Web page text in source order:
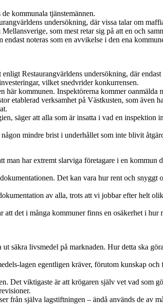
kommunala tjänstemännen.
undersökning, där vissa talar om
som mest retar sig på att en och
noteras som en avvikelse i den ena
Restaurangvärldens undersökning, där
vilket snedvrider konkurrensen.
kommunen. Inspektörerna kommer
etablerad verksamhet på Västkusten, som även
säger att alla som är insatta i vad en inspektion
mindre brist i underhållet som inte blivit
har extremt slarviga företagare i en kommun
Det kan vara hur rent och
av alla, trots att vi jobbar efter helt
det i många kommuner finns en osäkerhet i hur
säkra livsmedel på marknaden. Hur detta ska
lagen egentligen kräver, förutom kunskap
Det viktigaste är att krögaren själv vet vad som
själva lagstiftningen – ändå används de av